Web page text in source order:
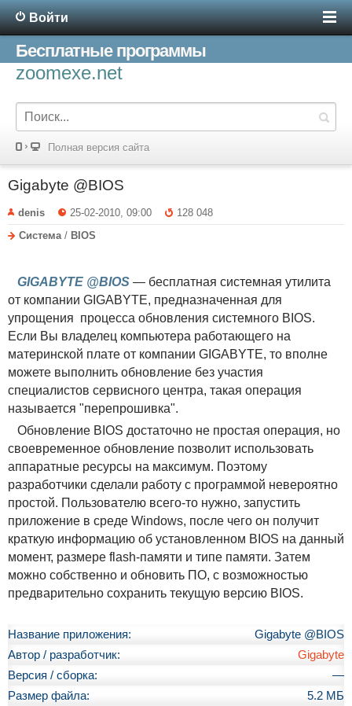
Войти
Бесплатные программы
zoomexe.net
Полная версия сайта
Gigabyte @BIOS
denis 25-02-2010, 09:00
128 048
Система / BIOS
GIGABYTE @BIOS — бесплатная системная утилита
от компании GIGABYTE, предназначенная для
упрощения процесса обновления системного BIOS.
Если Вы владелец компьютера работающего на
материнской плате от компании GIGABYTE, то вполне
можете выполнить обновление без участия
специалистов сервисного центра, такая операция
называется "перепрошивка".
Обновление BIOS достаточно не простая операция, но
своевременное обновление позволит использовать
аппаратные ресурсы на максимум. Поэтому
разработчики сделали работу с программой невероятно
простой. Пользователю всего-то нужно, запустить
приложение в среде Windows, после чего он получит
краткую информацию об установленном BIOS на данный
момент, размере flash-памяти и типе памяти. Затем
можно собственно и обновить ПО, с возможностью
предварительно сохранить текущую версию BIOS.
Название приложения:
Gigabyte @BIOS
Автор / разработчик:
Gigabyte
Версия / сборка:
—
Размер файла:
5.2 МБ